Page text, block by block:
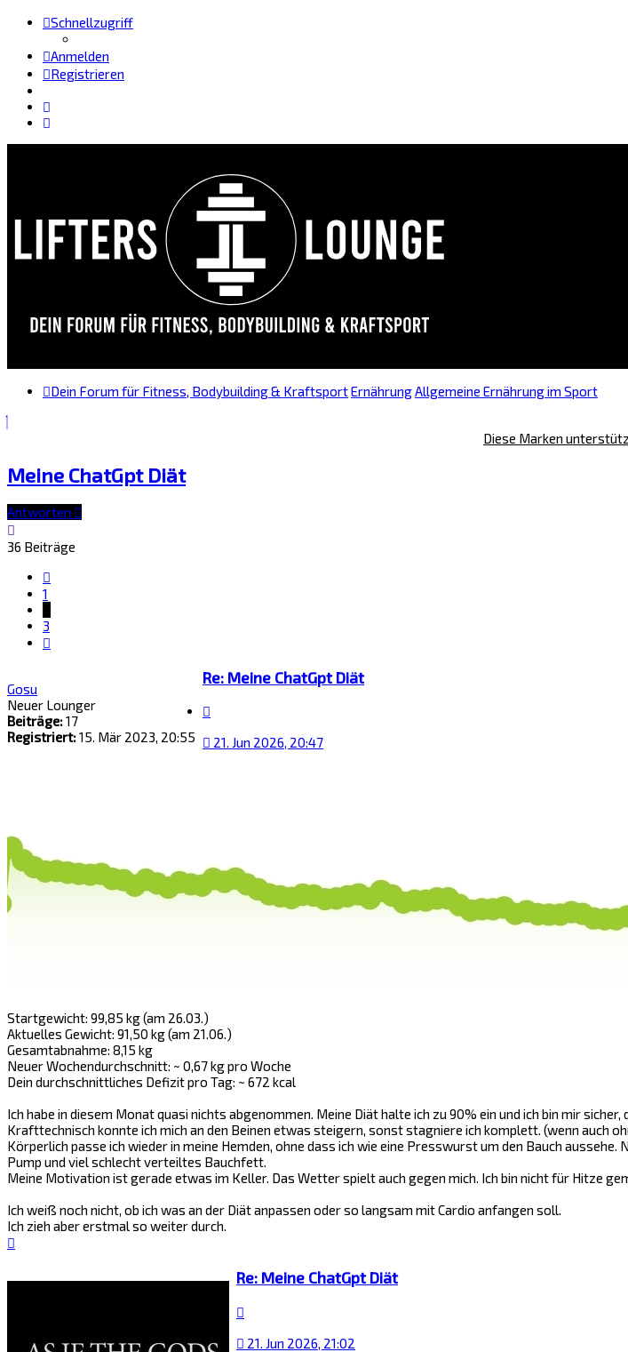
Schnellzugriff
Anmelden
Registrieren
Dein Forum für Fitness, Bodybuilding & KraftsportErnährungAllgemeine Ernährung im Sport
Diese Marken
Meine ChatGpt Diät
Antworten
36 Beiträge
1
3
Gosu
Neuer Lounger
Beiträge:17
Registriert:15. Mär 2023, 20:55
Re: Meine ChatGpt Diät
21. Jun 2026, 20:47
Startgewicht: 99,85 kg (am 26.03.)
Aktuelles Gewicht: 91,50 kg (am 21.06.)
Gesamtabnahme: 8,15 kg
Neuer Wochendurchschnitt: ~ 0,67 kg pro Woche
Dein durchschnittliches Defizit pro Tag: ~ 672 kcal
Ich habe in diesem Monat quasi nichts abgenommen. Meine Diät halte ich zu 90% ein und ich bin mir
Krafttechnisch konnte ich mich an den Beinen etwas steigern, sonst stagniere ich komplett. (wenn auch
Körperlich passe ich wieder in meine Hemden, ohne dass ich wie eine Presswurst um den Bauch
Pump und viel schlecht verteiltes Bauchfett.
Meine Motivation ist gerade etwas im Keller. Das Wetter spielt auch gegen mich. Ich bin nicht für Hitze
Ich weiß noch nicht, ob ich was an der Diät anpassen oder so langsam mit Cardio anfangen soll.
Ich zieh aber erstmal so weiter durch.
Re: Meine ChatGpt Diät
21. Jun 2026, 21:02